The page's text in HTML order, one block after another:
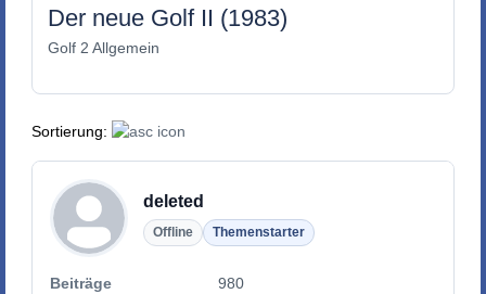
Der neue Golf II (1983)
Golf 2 Allgemein
Sortierung:
deleted
Offline Themenstarter
Beiträge
980